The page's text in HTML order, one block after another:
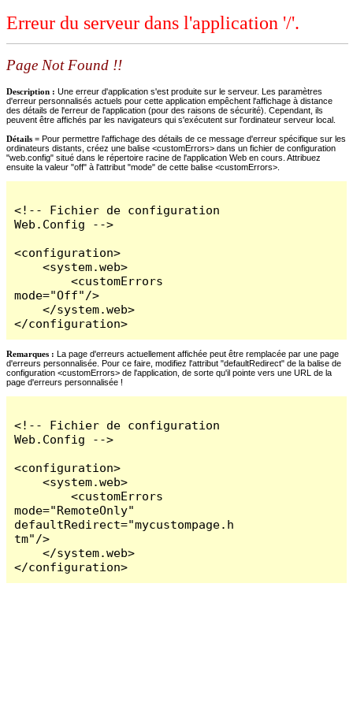
Erreur du serveur dans l'application '/'.
Page Not Found !!
Description : Une erreur d'application s'est produite sur le serveur. Les paramètres
d'erreur personnalisés actuels pour cette application empêchent l'affichage à distance
des détails de l'erreur de l'application (pour des raisons de sécurité). Cependant, ils
peuvent être affichés par les navigateurs qui s'exécutent sur l'ordinateur serveur local.
Détails = Pour permettre l'affichage des détails de ce message d'erreur spécifique sur les
ordinateurs distants, créez une balise <customErrors> dans un fichier de configuration
"web.config" situé dans le répertoire racine de l'application Web en cours. Attribuez
ensuite la valeur "off" à l'attribut "mode" de cette balise <customErrors>.
<!-- Fichier de configuration
Web.Config -->
<configuration>
    <system.web>
        <customErrors
mode="Off"/>
    </system.web>
</configuration>
Remarques : La page d'erreurs actuellement affichée peut être remplacée par une page
d'erreurs personnalisée. Pour ce faire, modifiez l'attribut "defaultRedirect" de la balise de
configuration <customErrors> de l'application, de sorte qu'il pointe vers une URL de la
page d'erreurs personnalisée !
<!-- Fichier de configuration
Web.Config -->
<configuration>
    <system.web>
        <customErrors
mode="RemoteOnly"
defaultRedirect="mycustompage.h
tm"/>
    </system.web>
</configuration>